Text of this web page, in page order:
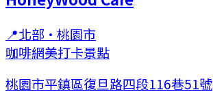
📍北部 · 桃園市
咖啡網美打卡景點
桃園市平鎮區復旦路四段116巷51號